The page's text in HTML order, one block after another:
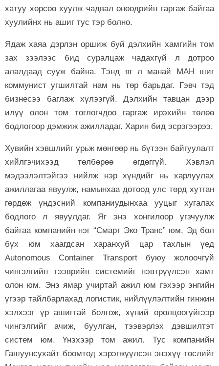
хатуу хөрсөө хуулж чадвал өнөөдрийн гаргаж байгаа
хуулийнх нь ашиг тус тэр болно.
Ядаж хаяа дэрлэн оршиж буй дэлхийн хамгийн том
зах зээлээс бид суралцаж чадахгүй л дотроо
алалдаад сууж байна. Тэнд яг л манай МАН шиг
коммунист угшилтай нам нь төр барьдаг. Гэвч тэд
бизнесээ баглаж хүлээгүй. Дэлхийн тавцан дээр
илүү олон том тоглогчдоо гаргаж ирэхийн төлөө
бодлогоор дэмжиж ажилладаг. Харин бид эсрэгээрээ.
Хувийн хэвшлийг урьж мөнгөөр нь бүтээн байгуулалт
хийлгэчихээд төлбөрөө өгдөггүй. Хэвлэл
мэдээлэлтэйгээ нийлж нэр хүндийг нь харлуулах
ажиллагаа явуулж, намынхаа дотоод улс төрд хутган
гөрдөж үндэсний компаниудынхаа ууцыг хугалах
бодлого л явуулдаг. Яг энэ хонгилоор угзчуулж
байгаа компанийн нэг “Смарт Эко Транс” юм. Эд бол
бүх юм хаагдсан харанхуй цар тахлын үед
Autonomous Container Transport буюу жолоочгүй
чингэлгийн тээврийн системийг нэвтрүүлсэн хамт
олон юм. Энэ ямар учиртай ажил юм гэхээр энгийн
үгээр тайлбарлахад логистик, нийлүүлэлтийн гинжин
хэлхээг үр ашигтай болгож, хүний оролцоогүйгээр
чингэлгийг ачиж, буулган, тээвэрлэх дэвшилтэт
систем юм. Үнэхээр том ажил. Тус компанийн
Гашуунсухайт боомтод хэрэгжүүлсэн энэхүү төслийг